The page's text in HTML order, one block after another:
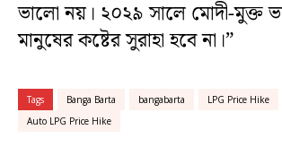
ভালো নয়। ২০২৯ সালে মোদী-মুক্ত
মানুষের কষ্টের সুরাহা হবে না।”
Tags Banga Barta bangabarta
LPG Price Hike
Auto LPG Price Hike